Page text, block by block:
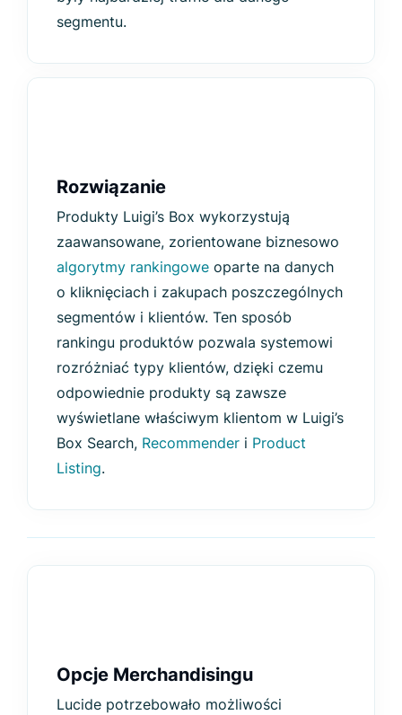
segmentu.
Rozwiązanie
Produkty Luigi’s Box wykorzystują
zaawansowane, zorientowane biznesowo
algorytmy rankingowe oparte na danych
o kliknięciach i zakupach poszczególnych
segmentów i klientów. Ten sposób
rankingu produktów pozwala systemowi
rozróżniać typy klientów, dzięki czemu
odpowiednie produkty są zawsze
wyświetlane właściwym klientom w Luigi’s
Box Search, Recommender i Product
Listing.
Opcje Merchandisingu
Lucide potrzebowało możliwości